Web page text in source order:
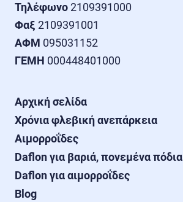
Τηλέφωνο
Φαξ
ΑΦΜ
ΓΕΜΗ 000448401000
Αρχική σελίδα
Χρόνια φλεβική ανεπάρκεια
Αιμορροΐδες
Daflon για βαριά, πονεμένα πόδια
Daflon για αιμορροΐδες
Blog